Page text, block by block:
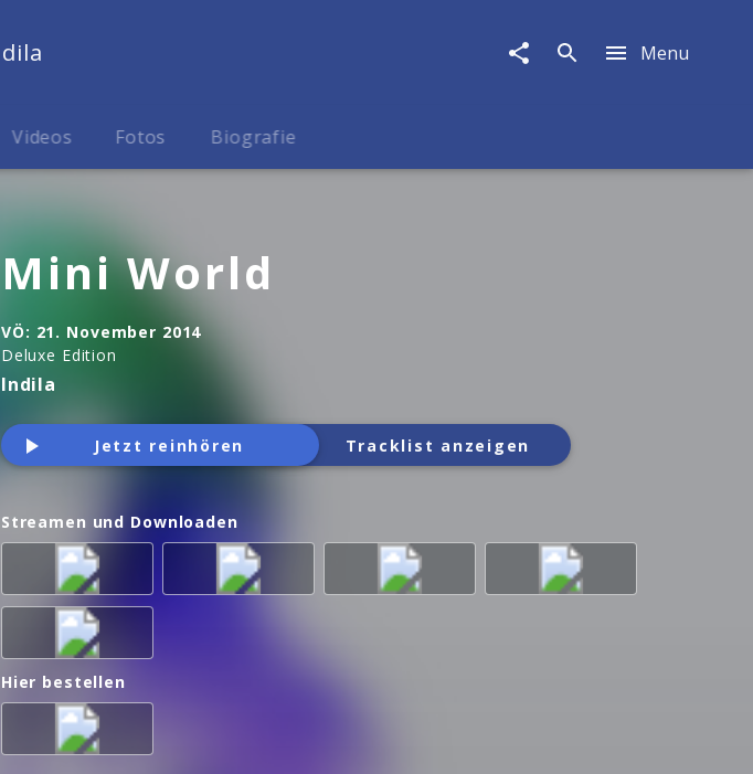
Menu
Videos Fotos Biografie
Mini World
VÖ: 21. November 2014
Deluxe Edition
Indila
Jetzt reinhören Tracklist anzeigen
Streamen und Downloaden
Hier bestellen